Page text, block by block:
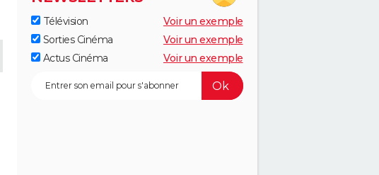
Télévision
Voir un exemple
Sorties Cinéma
Voir un exemple
Actus Cinéma
Voir un exemple